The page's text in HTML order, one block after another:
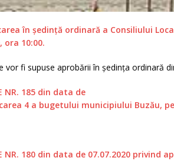
în ședință ordinară a Consiliului
ora 10:00.
vor fi supuse aprobării în ședința ordinară
NR. 185 din data de
4 a bugetului municipiului Buzău,
NR. 180 din data de 07.07.2020 privind